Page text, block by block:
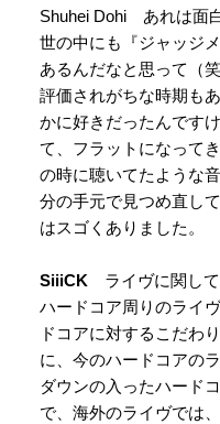
Shuhei Dohi あれは面
世の中にも『ジャッジ
あるんだなと思って（
評価されがちな時期も
かに好きだったんです
て、フラットになって
の時に聴いてたような
分の手元で見つめ直し
はスゴくありました。
SiiiCK ライヴに関し
ハードコア周りのライ
ドコアに対するこだわ
に、今のハードコアの
ダウンの入ったハード
で、海外のライヴでは